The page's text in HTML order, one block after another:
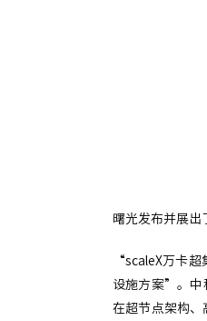
曙光发布并展
“scaleX万卡
设施方案”。中
在超节点架构、